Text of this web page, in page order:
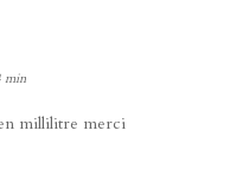
min
en millilitre merci